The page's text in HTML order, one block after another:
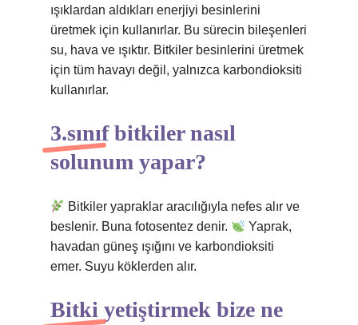
ışıklardan aldıkları enerjiyi besinlerini
üretmek için kullanırlar. Bu sürecin bileşenleri
su, hava ve ışıktır. Bitkiler besinlerini üretmek
için tüm havayı değil, yalnızca karbondioksiti
kullanırlar.
3.sınıf bitkiler nasıl
solunum yapar?
Bitkiler yapraklar aracılığıyla nefes alır ve
beslenir. Buna fotosentez denir.
Yaprak,
havadan güneş ışığını ve karbondioksiti
emer. Suyu köklerden alır.
Bitki yetiştirmek bize ne